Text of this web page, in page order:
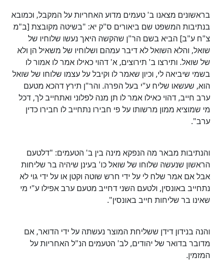
בראשונים מצאנו ב' טעמים מדוע האחריות על המקבל, וכמובא
בנתיבות המשפט שם ביאורים ס"ק יא: "בשיטה מקובצת [ב"מ
צ"ח ע"ב] הביא בשם הר"ן שהקשה היאך נעשו שלוחיו של
שואל, והלא השואל לא דיבר עמהם ושלוחיו של משאיל הן ולא
של שואל. ותירצו ב' תירוצים, א' דהוי כאילו אמר לו אמור לו
בשמי שיביאה לי, וכיון שאמר לו וקיבל על עצמו שלוחו של שואל
הוא, שעשאו שליח ע"י בעל הפרה. והר"ן תירץ דהכא מטעם
ערב חייב, דהוי כאילו אמר לו תן מנה לפלוני ואתחייב לך, דכל
מי שמוציא ממון מרשותו על פי חבירו נתחייב לו חבירו כדין
ערב".
והנתיבות מבאר מה הנפקא מינה בין ב' הטעמים: "דלטעם
הראשון שנעשה שלוחו של שואל כו' בעינן שיהיה בר שליחות
אבל אם אמר שלח לי על ידי חרש שוטה וקטן או על ידי גוי לא
נתחייב באונסין, ולטעם השני דחייב מטעם ערב אפילו ע"י מי
שאינו בר שליחות חייב באונסין".
והנה בנידון דידן ששליחת המוצר נעשתה על ידי הדואר, אם
מדובר בדואר של יהודים, לב' הטעמים הנ"ל האחריות על
המזמין.